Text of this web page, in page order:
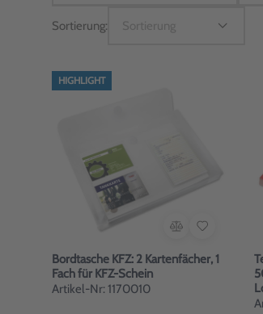
Sortierung: Sortierung
HIGHLIGHT
Bordtasche KFZ: 2 Kartenfächer, 1
Fach für KFZ-Schein
Artikel-Nr: 1170010